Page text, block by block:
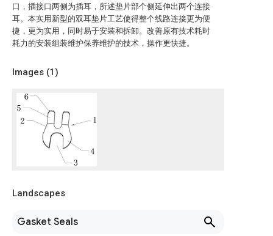
口，插接口两侧为插耳，所述垫片部个侧延伸出两个连接
耳。本实用新型的双耳垫片工艺使得整个线路连接更为便
捷，更为实用，同时易于安装和拆卸。改善原有技术耗时
耗力的安装组装维护保养维护的技术，操作更快捷。
Images (1)
Landscapes
Gasket Seals